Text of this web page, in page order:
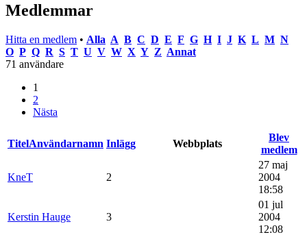
Medlemmar
Hitta en medlem • Alla A B C D E F G H I J K L M N
O P Q R S T U V W X Y Z Annat
71 användare
1
2
Nästa
TitelAnvändarnamn Inlägg Webbplats
Blev
medlem
KneT 2
27 maj
2004
18:58
Kerstin Hauge 3
01 jul
2004
12:08